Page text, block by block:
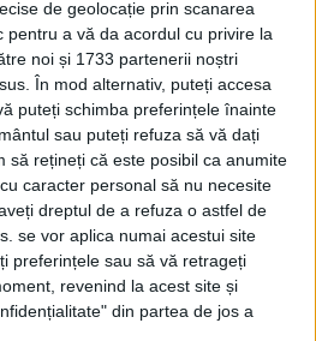
de geolocație prin scanarea
pentru a vă da acordul cu privire la
noi și 1733 partenerii noștri
În mod alternativ, puteți accesa
puteți schimba preferințele înainte
sau puteți refuza să vă dați
să rețineți că este posibil ca anumite
caracter personal să nu necesite
dreptul de a refuza o astfel de
se vor aplica numai acestui site
preferințele sau să vă retrageți
revenind la acest site și
din partea de jos a
istorie din Europa!.